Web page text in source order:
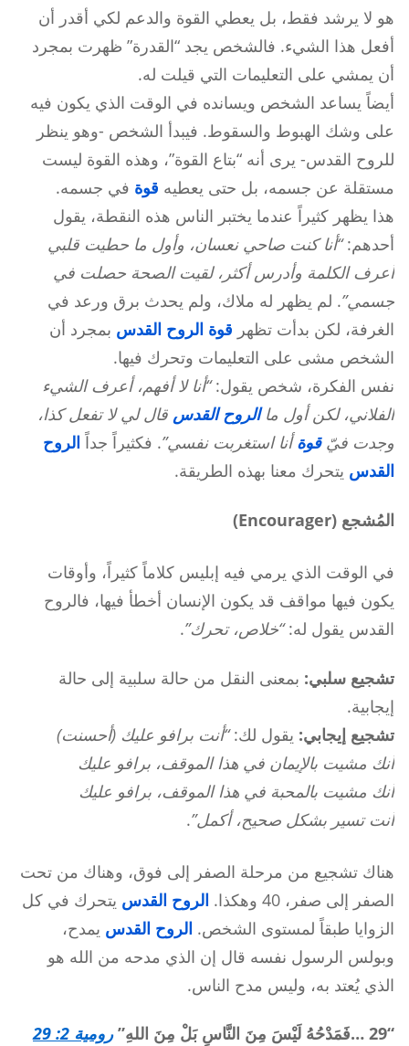
هو لا يرشد فقط، بل يعطي القوة والدعم لكي أقدر أن
أفعل هذا الشيء. فالشخص يجد “القدرة” ظهرت بمجرد
أن يمشي على التعليمات التي قيلت له.
أيضاً يساعد الشخص ويسانده في الوقت الذي يكون فيه
على وشك الهبوط والسقوط. فيبدأ الشخص -وهو ينظر
للروح القدس- يرى أنه “بتاع القوة”، وهذه القوة ليست
مستقلة عن جسمه، بل حتى يعطيه قوة في جسمه.
هذا يظهر كثيراً عندما يختبر الناس هذه النقطة، يقول
أحدهم:“أنا كنت صاحي نعسان، وأول ما حطيت قلبي
أعرف الكلمة وأدرس أكثر، لقيت الصحة حصلت في
جسمي”. لم يظهر له ملاك، ولم يحدث برق ورعد في
الغرفة، لكن بدأت تظهر قوة الروح القدس بمجرد أن
الشخص مشى على التعليمات وتحرك فيها.
نفس الفكرة، شخص يقول:“أنا لا أفهم، أعرف الشيء
الفلاني، لكن أول ماالروح القدس قال لي لا تفعل كذا،
وجدت فيّقوةأنا استغربت نفسي”. فكثيراً جداً الروح
القدس يتحرك معنا بهذه الطريقة.
المُشجع (Encourager)
في الوقت الذي يرمي فيه إبليس كلاماً كثيراً، وأوقات
يكون فيها مواقف قد يكون الإنسان أخطأ فيها، فالروح
القدس يقول له:“خلاص، تحرك”.
تشجيع سلبي: بمعنى النقل من حالة سلبية إلى حالة
إيجابية.
تشجيع إيجابي: يقول لك:“أنت برافو عليك (أحسنت)
أنك مشيت بالإيمان في هذا الموقف، برافو عليك
أنك مشيت بالمحبة في هذا الموقف، برافو عليك
أنت تسير بشكل صحيح، أكمل”.
هناك تشجيع من مرحلة الصفر إلى فوق، وهناك من تحت
الصفر إلى صفر، 40 وهكذا.
الروح القدس يتحرك في كل
الزوايا طبقاً لمستوى الشخص. الروح القدس يمدح،
وبولس الرسول نفسه قال إن الذي مدحه من الله هو
الذي يُعتد به، وليس مدح الناس.
“29 …فَمَدْحُهُ لَيْسَ مِنَ النَّاسِ بَلْ مِنَ اللهِ” رومية 2: 29